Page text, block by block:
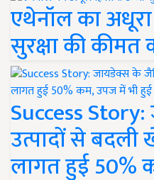
एथेनॉल का
सुरक्षा की कीमत
Success
उत्पादों से बदली
लागत हुई 50%